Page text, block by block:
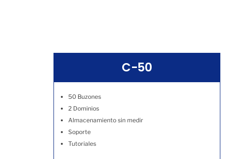
C-50
50 Buzones
2 Dominios
Almacenamiento sin medir
Soporte
Tutoriales